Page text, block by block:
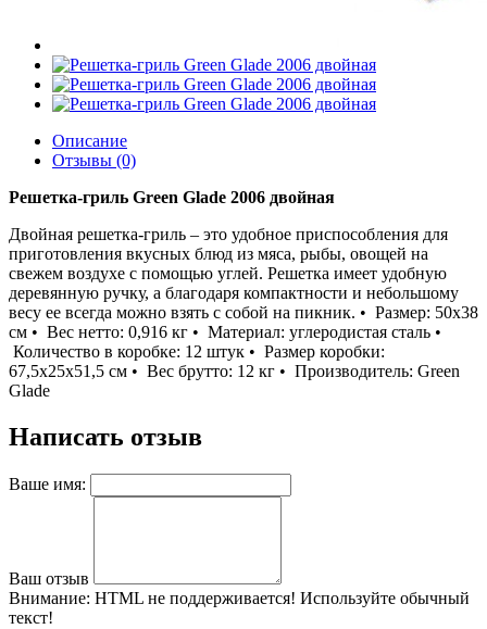
Описание
Отзывы (0)
Решетка-гриль Green Glade 2006 двойная
Двойная решетка-гриль – это удобное приспособления для
приготовления вкусных блюд из мяса, рыбы, овощей на
свежем воздухе с помощью углей. Решетка имеет удобную
деревянную ручку, а благодаря компактности и небольшому
весу ее всегда можно взять с собой на пикник. • Размер: 50х38
см • Вес нетто: 0,916 кг • Материал: углеродистая сталь •
Количество в коробке: 12 штук • Размер коробки:
67,5х25х51,5 см • Вес брутто: 12 кг • Производитель: Green
Glade
Написать отзыв
Ваше имя:
Ваш отзыв
Внимание: HTML не поддерживается! Используйте обычный
текст!